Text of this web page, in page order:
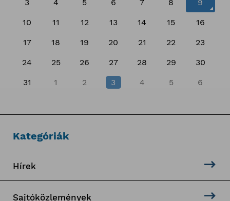
3 4 5 6 7 8 9
10 11 12 13 14 15 16
17 18 19 20 21 22 23
24 25 26 27 28 29 30
31 1 2 3 4 5 6
Kategóriák
Hírek
Sajtóközlemények